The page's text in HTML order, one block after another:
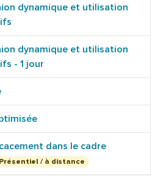
dynamique et utilisation
dynamique et utilisation
- 1 jour
dans le cadre
Présentiel / à distance